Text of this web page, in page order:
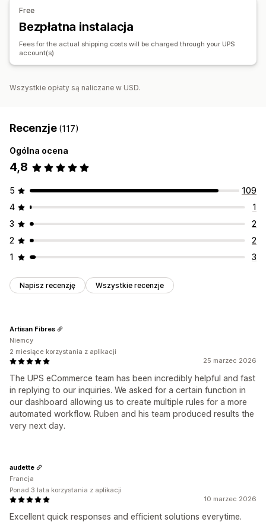
Śledzenie w czasie rzeczywistym
Strona śledzenia z własną marką
Free
Bezpłatna instalacja
Fees for the actual shipping costs will be charged through your UPS
account(s)
Wszystkie opłaty są naliczane w USD.
Recenzje (117)
Ogólna ocena
4,8
5
109
4
1
3
2
2
2
1
3
Napisz recenzję Wszystkie recenzje
25 marzec 2026
The UPS eCommerce team has been incredibly helpful and fast
in replying to our inquiries. We asked for a certain function in
our dashboard allowing us to create multiple rules for a more
automated workflow. Ruben and his team produced results the
very next day.
Artisan Fibres
Niemcy
2 miesiące korzystania z aplikacji
10 marzec 2026
Excellent quick responses and efficient solutions everytime.
audette
Francja
Ponad 3 lata korzystania z aplikacji